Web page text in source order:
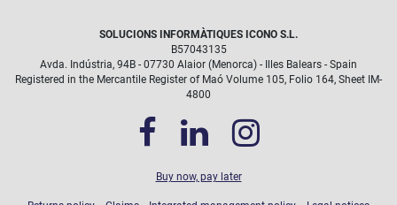
SOLUCIONS INFORMÀTIQUES ICONO S.L.
B57043135
Avda. Indústria, 94B - 07730 Alaior (Menorca) - Illes Balears - Spain
Registered in the Mercantile Register of Maó Volume 105, Folio 164, Sheet IM-
4800
Buy now, pay later